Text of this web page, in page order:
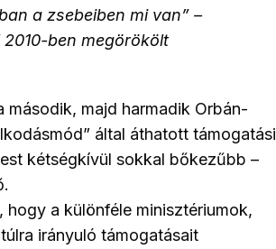
a zsebeiben mi van” –
ben megörökölt
második, majd harmadik Orbán-
által áthatott támogatási
kétségkívül sokkal bőkezűbb –
a különféle minisztériumok,
irányuló támogatásait